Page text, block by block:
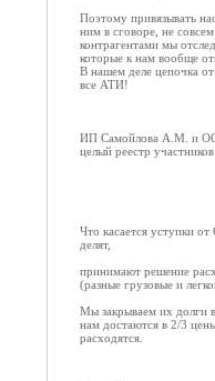
Поэтому привязывать
ним в сговоре, не
контрагентами мы
которые к нам вообще
В нашем деле цепочка от
все АТИ!
ИП Самойлова А.М. и
целый реестр
Что касается уступки
делят,
принимают решение
(разные грузовые и
Мы закрываем их долги
нам достаются в 2/3
расходятся.